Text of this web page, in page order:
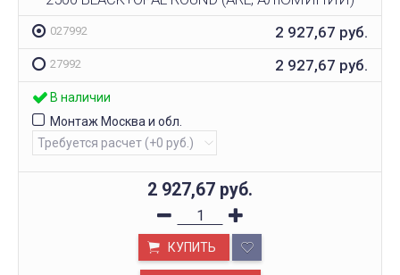
027992 2 927,67 руб.
27992 2 927,67 руб.
В наличии
Монтаж Москва и обл.
2 927,67 руб.
КУПИТЬ